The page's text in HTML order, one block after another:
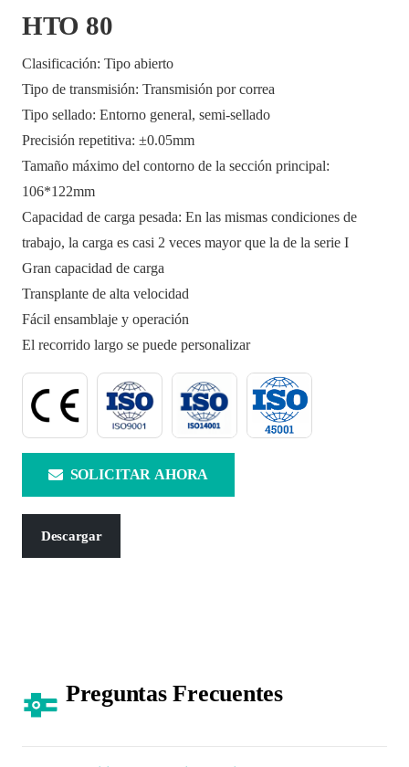
HTO 80
Clasificación: Tipo abierto
Tipo de transmisión: Transmisión por correa
Tipo sellado: Entorno general, semi-sellado
Precisión repetitiva: ±0.05mm
Tamaño máximo del contorno de la sección principal:
106*122mm
Capacidad de carga pesada: En las mismas condiciones de
trabajo, la carga es casi 2 veces mayor que la de la serie I
Gran capacidad de carga
Transplante de alta velocidad
Fácil ensamblaje y operación
El recorrido largo se puede personalizar
SOLICITAR AHORA
Descargar
Preguntas Frecuentes